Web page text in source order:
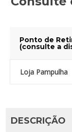
Ponto de
(consulte a
Loja Pampulha
DESCRIÇÃO